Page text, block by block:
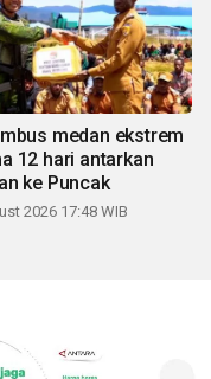
medan ekstrem
12 hari antarkan
ke Puncak
2026 17:48 WIB